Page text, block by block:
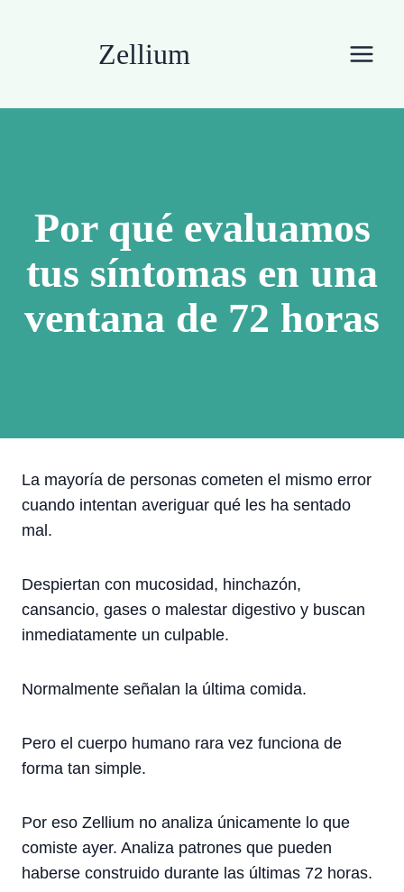
Zellium
Por qué evaluamos
tus síntomas en una
ventana de 72 horas
La mayoría de personas cometen el mismo error
cuando intentan averiguar qué les ha sentado
mal.
Despiertan con mucosidad, hinchazón,
cansancio, gases o malestar digestivo y buscan
inmediatamente un culpable.
Normalmente señalan la última comida.
Pero el cuerpo humano rara vez funciona de
forma tan simple.
Por eso Zellium no analiza únicamente lo que
comiste ayer. Analiza patrones que pueden
haberse construido durante las últimas 72 horas.